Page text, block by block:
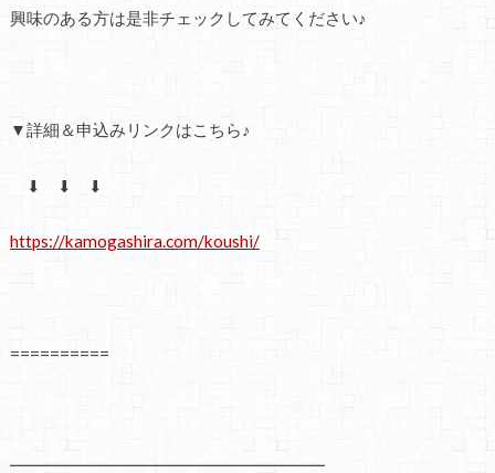
興味のある方は是非チェックしてみてください♪
▼詳細＆申込みリンクはこちら♪
⬇ ⬇ ⬇
https://kamogashira.com/koushi/
==========
━━━━━━━━━━━━━━━━━━━